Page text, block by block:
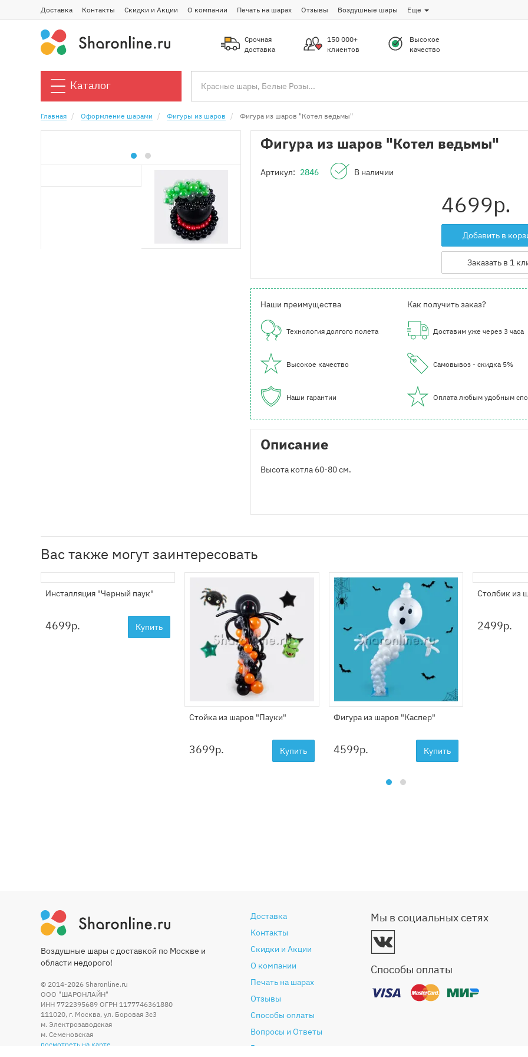
Доставка Контакты Скидки и Акции О компании Печать на шарах Отзывы Воздушные шары Еще
Срочная
доставка
150 000+
клиентов
Высокое
качество
Каталог
Главная Оформление шарами Фигуры из шаров Фигура из шаров "Котел ведьмы"
Фигура из шаров "Котел ведьмы"
Артикул: 2846 В наличии
4699р.
Добавить в
Заказать в 1
Наши преимущества
Технология долгого полета
Высокое качество
Наши гарантии
Как получить заказ?
Доставим уже через 3 часа
Самовывоз - скидка 5%
Оплата любым удобным
Описание
Высота котла 60-80 см.
Вас также могут заинтересовать
Инсталляция "Черный паук"
4699р. Купить
Стойка из шаров "Пауки"
3699р. Купить
Фигура из шаров "Каспер"
4599р. Купить
Столбик из
2499р.
Воздушные шары с доставкой по Москве и
области недорого!
© 2014-2026 Sharonline.ru
ООО "ШАРОНЛАЙН"
ИНН 7722395689 ОГРН 1177746361880
111020, г. Москва, ул. Боровая 3c3
м. Электрозаводская
м. Семеновская
посмотреть на карте
Доставка
Контакты
Скидки и Акции
О компании
Печать на шарах
Отзывы
Способы оплаты
Вопросы и Ответы
Гарантия и возврат
Мы в социальных сетях
Способы оплаты